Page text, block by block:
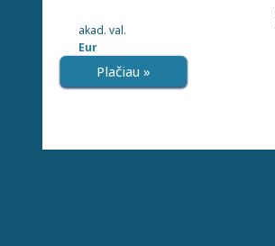
akad. val.
Eur
Plačiau »